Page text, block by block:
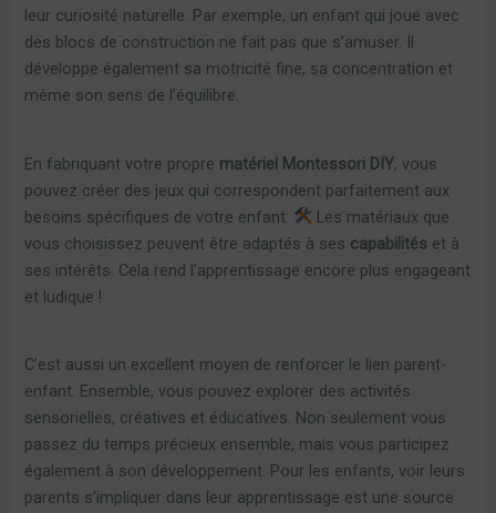
leur curiosité naturelle. Par exemple, un enfant qui joue avec
des blocs de construction ne fait pas que s’amuser. Il
développe également sa motricité fine, sa concentration et
même son sens de l’équilibre.
En fabriquant votre propre matériel Montessori DIY, vous
pouvez créer des jeux qui correspondent parfaitement aux
besoins spécifiques de votre enfant.
Les matériaux que
vous choisissez peuvent être adaptés à ses capabilités et à
ses intérêts. Cela rend l’apprentissage encore plus engageant
et ludique !
C’est aussi un excellent moyen de renforcer le lien parent-
enfant. Ensemble, vous pouvez explorer des activités
sensorielles, créatives et éducatives. Non seulement vous
passez du temps précieux ensemble, mais vous participez
également à son développement. Pour les enfants, voir leurs
parents s’impliquer dans leur apprentissage est une source